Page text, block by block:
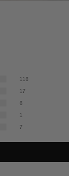
116
17
6
1
7